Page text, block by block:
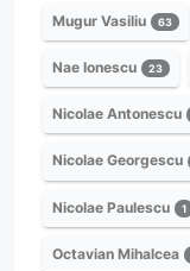
Mugur Vasiliu 63
Nae Ionescu 23
Nicolae Antonescu
Nicolae Georgescu
Nicolae Paulescu 1
Octavian Mihalcea